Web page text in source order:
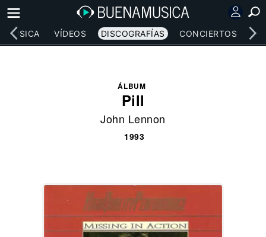
MÚSICA VÍDEOS DISCOGRAFÍAS CONCIERTOS
ÁLBUM
Pill
John Lennon
1993